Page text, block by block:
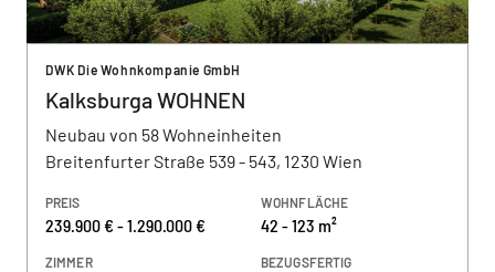
DWK Die Wohnkompanie GmbH
Kalksburga WOHNEN
Neubau von 58 Wohneinheiten
Breitenfurter Straße 539 - 543, 1230 Wien
PREIS
239.900 € - 1.290.000 €
WOHNFLÄCHE
42 - 123 m²
ZIMMER BEZUGSFERTIG